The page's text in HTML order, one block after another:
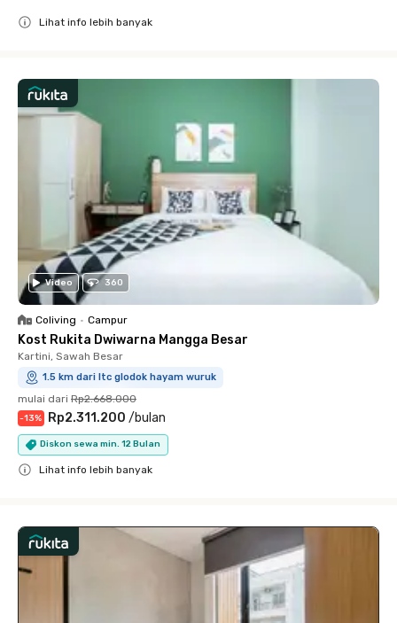
Lihat info lebih banyak
Video 360
Coliving • Campur
Kost Rukita Dwiwarna Mangga Besar
Kartini, Sawah Besar
1.5 km dari ltc glodok hayam wuruk
mulai dari Rp2.668.000
-13% Rp2.311.200 /bulan
Diskon sewa min. 12 Bulan
Lihat info lebih banyak